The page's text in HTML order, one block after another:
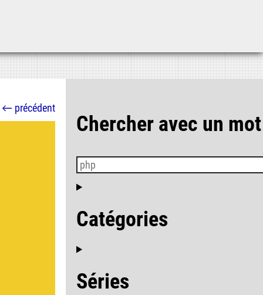
Aller à la recherche
← précédent
Chercher avec un mot
Catégories
Séries